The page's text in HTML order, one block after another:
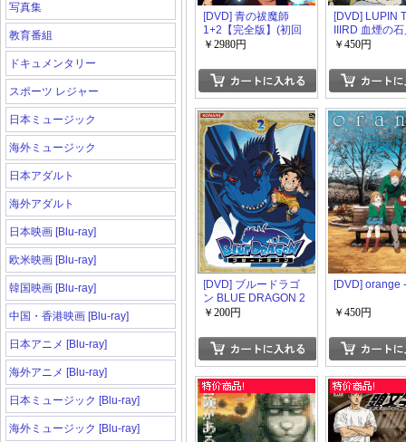
写真集
教育番組
ドキュメンタリー
スポーツ レジャー
日本ミュージック
海外ミュージック
日本アダルト
海外アダルト
日本映画 [Blu-ray]
欧米映画 [Blu-ray]
韓国映画 [Blu-ray]
中国・香港映画 [Blu-ray]
日本アニメ [Blu-ray]
海外アニメ [Blu-ray]
日本ミュージック [Blu-ray]
海外ミュージック [Blu-ray]
[DVD] 青の祓魔師
1+2【完全版】(初回
生産限定版)
￥2980円
[DVD] LUPIN
IIIRD 血煙の
門
￥450円
[DVD] ブルードラゴ
ン BLUE DRAGON 2
￥200円
[DVD] orange
￥450円